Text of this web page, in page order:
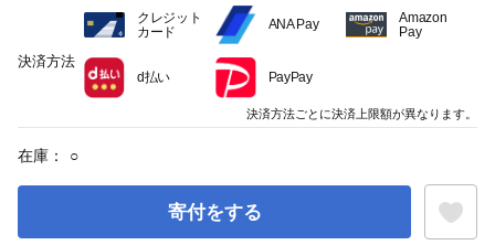
在庫： ○
寄付をする
決済方法
クレジット
カード
ANA Pay
Amazon
Pay
d払い PayPay
決済方法ごとに決済上限額が異なります。